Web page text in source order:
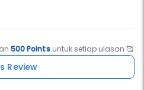
500 Pointsuntuk setiap ulasan 🥰
Review